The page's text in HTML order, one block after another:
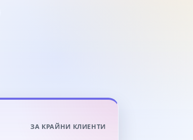
ЗА КРАЙНИ КЛИЕНТИ